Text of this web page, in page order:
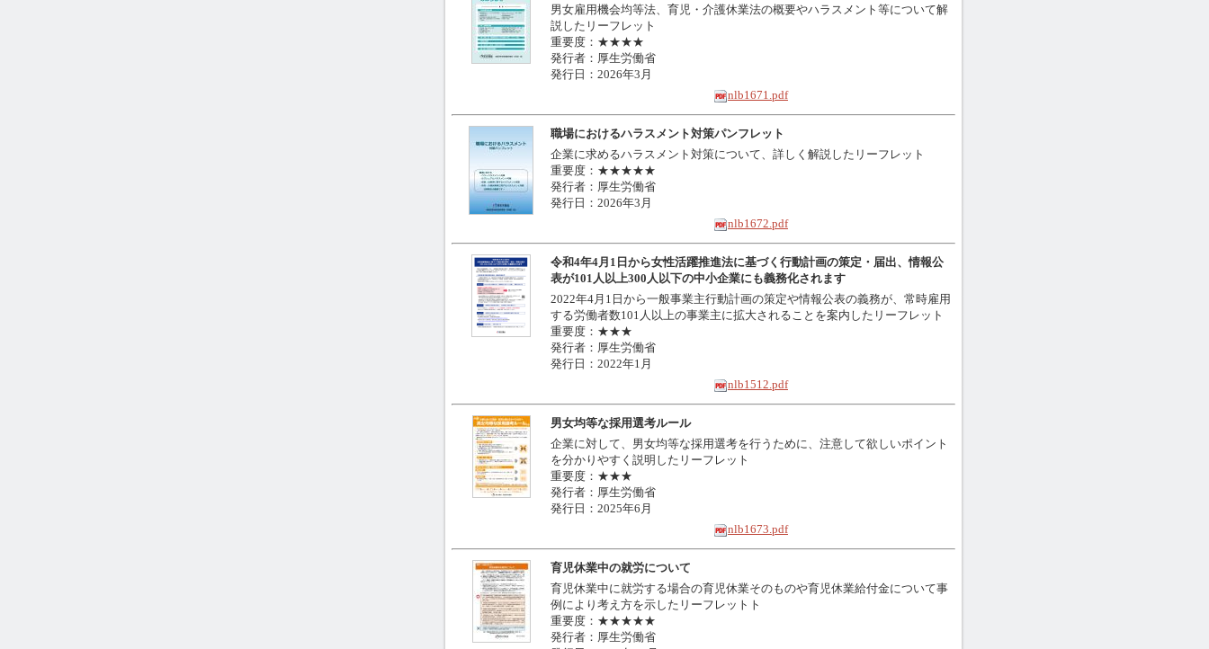
男女雇用機会均等法、育児・介護休業法の概要やハラスメント等について解
説したリーフレット
重要度：★★★★
発行者：厚生労働省
発行日：2026年3月
nlb1671.pdf
職場におけるハラスメント対策パンフレット
企業に求めるハラスメント対策について、詳しく解説したリーフレット
重要度：★★★★★
発行者：厚生労働省
発行日：2026年3月
nlb1672.pdf
令和4年4月1日から女性活躍推進法に基づく行動計画の策定・届出、情報公
表が101人以上300人以下の中小企業にも義務化されます
2022年4月1日から一般事業主行動計画の策定や情報公表の義務が、常時雇用
する労働者数101人以上の事業主に拡大されることを案内したリーフレット
重要度：★★★
発行者：厚生労働省
発行日：2022年1月
nlb1512.pdf
男女均等な採用選考ルール
企業に対して、男女均等な採用選考を行うために、注意して欲しいポイント
を分かりやすく説明したリーフレット
重要度：★★★
発行者：厚生労働省
発行日：2025年6月
nlb1673.pdf
育児休業中の就労について
育児休業中に就労する場合の育児休業そのものや育児休業給付金について事
例により考え方を示したリーフレットト
重要度：★★★★★
発行者：厚生労働省